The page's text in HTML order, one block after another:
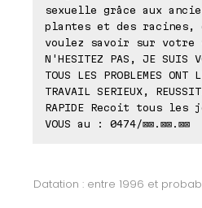
sexuelle grâce aux
plantes et des racines,
voulez savoir sur votre
N'HESITEZ PAS, JE SUIS
TOUS LES PROBLEMES ONT
TRAVAIL SERIEUX,
RAPIDE Recoit tous les
VOUS au : 0474/⊠⊠.⊠⊠.⊠⊠
Datation : entre 1996 et